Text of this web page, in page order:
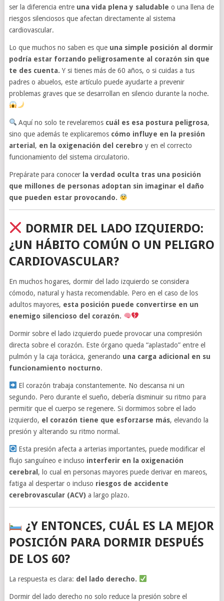
ser la diferencia entre una vida plena y saludable o una llena de
riesgos silenciosos que afectan directamente al sistema
cardiovascular.
Lo que muchos no saben es que una simple posición al dormir
podría estar forzando peligrosamente al corazón sin que
te des cuenta. Y si tienes más de 60 años, o si cuidas a tus
padres o abuelos, este artículo puede ayudarte a prevenir
problemas graves que se desarrollan en silencio durante la noche.
Aquí no solo te revelaremos cuál es esa postura peligrosa,
sino que además te explicaremos cómo influye en la presión
arterial , en la oxigenación del cerebro y en el correcto
funcionamiento del sistema circulatorio.
Prepárate para conocer la verdad oculta tras una posición
que millones de personas adoptan sin imaginar el daño
que pueden estar provocando.
DORMIR DEL LADO IZQUIERDO:
¿UN HÁBITO COMÚN O UN PELIGRO
CARDIOVASCULAR?
En muchos hogares, dormir del lado izquierdo se considera
cómodo, natural y hasta recomendable. Pero en el caso de los
adultos mayores, esta posición puede convertirse en un
enemigo silencioso del corazón.
Dormir sobre el lado izquierdo puede provocar una compresión
directa sobre el corazón. Este órgano queda “aplastado” entre el
pulmón y la caja torácica, generando una carga adicional en su
funcionamiento nocturno.
El corazón trabaja constantemente. No descansa ni un
segundo. Pero durante el sueño, debería disminuir su ritmo para
permitir que el cuerpo se regenere. Si dormimos sobre el lado
izquierdo, el corazón tiene que esforzarse más, elevando la
presión y alterando su ritmo normal.
Esta presión afecta a arterias importantes, puede modificar el
flujo sanguíneo e incluso interferir en la oxigenación
cerebral , lo cual en personas mayores puede derivar en mareos,
fatiga al despertar o incluso riesgos de accidente
cerebrovascular (ACV) a largo plazo.
¿Y ENTONCES, CUÁL ES LA MEJOR
POSICIÓN PARA DORMIR DESPUÉS
DE LOS 60?
La respuesta es clara: del lado derecho.
Dormir del lado derecho no solo reduce la presión sobre el